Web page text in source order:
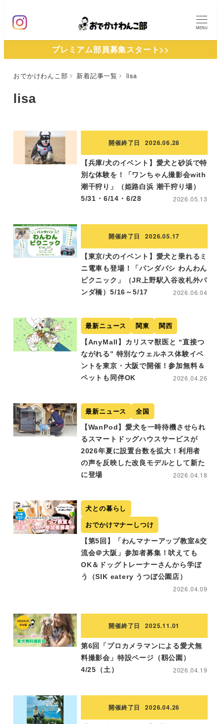
ン
MENU
プレミアム部員募集スタート>>
おでかけわんこ部 新着記事一覧 lisa
lisa
開催終了日 2026.06.28
【兵庫/犬のイベント】愛犬と砂浜で特
別な体験を！「ワンちゃん撮影会with
潮干狩り」（姫路白浜 潮干狩り場）
5/31・6/14・6/28
2026.05.13
開催終了日 2026.05.17
【東京/犬のイベント】愛犬と乗れるミ
ニ電車も登場！「パンダバシ わんわん
ピクニック」（JR上野駅入谷改札外パ
ンダ橋）5/16～5/17
2026.06.04
最新ニュース 関東 関西
【AnyMall】カリスマ獣医と “直接つ
ながれる” 特別なウェルネス体験イベ
ントを東京・大阪で開催！参加無料＆
ペットも同伴OK
2026.04.26
最新ニュース 全国
【WanPod】愛犬を一時待機させられ
るスマートドッグハウスサービスが
2026年夏に設置台数を拡大！利用者
の声を反映した改良モデルとして新た
に登場
2026.04.18
犬との暮らし
おでかけマナーしつけ
【第5回】「わんマナーアップ教室&交
流会＠大阪」参加者募集！吠えても
OK＆ドッグトレーナーさんから学ぼ
う（SIK eatery うつぼ公園店）
2026.04.09
開催終了日 2025.11.01
第6回「プロカメラマンによる愛犬無
料撮影会」特設ページ（靱公園）
4/25（土）
2026.04.19
開催終了日 2026.04.26